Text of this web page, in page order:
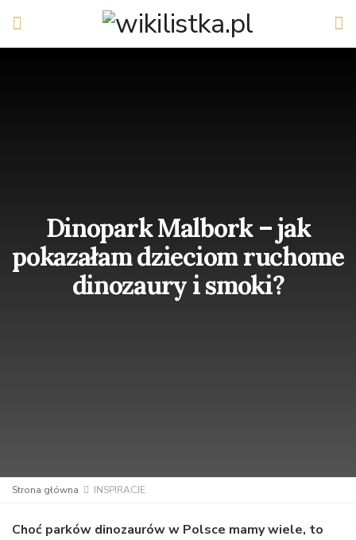
Dinopark Malbork – jak
pokazałam dzieciom ruchome
dinozaury i smoki?
Strona główna INSPIRACJE
Choć parków dinozaurów w Polsce mamy wiele, to